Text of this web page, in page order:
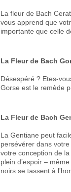
La fleur de Bach
vous apprend que
importante que celle
La Fleur de Bach
Désespéré ? Etes-
Gorse est le remède
La Fleur de Bach
La Gentiane peut
persévérer dans
votre conception de
plein d’espoir –
noirs se tassent à